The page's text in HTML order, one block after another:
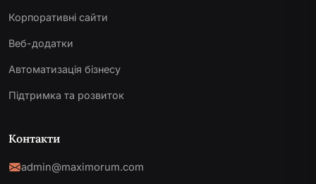
Корпоративні сайти
Веб-додатки
Автоматизація бізнесу
Підтримка та розвиток
Контакти
admin@maximorum.com